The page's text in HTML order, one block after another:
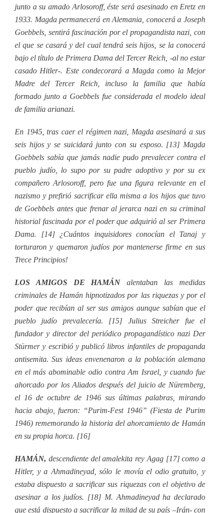
junto a su amado Arlosoroff, éste será asesinado en Eretz en
1933. Magda permanecerá en Alemania, conocerá a Joseph
Goebbels, sentirá fascinación por el propagandista nazi, con
el que se casará y del cual tendrá seis hijos, se la conocerá
bajo el título de Primera Dama del Tercer Reich, -al no estar
casado Hitler-. Este condecorará a Magda como la Mejor
Madre del Tercer Reich, incluso la familia que había
formado junto a Goebbels fue considerada el modelo ideal
de familia arianazi.
En 1945, tras caer el régimen nazi, Magda asesinará a sus
seis hijos y se suicidará junto con su esposo. [13] Magda
Goebbels sabía que jamás nadie pudo prevalecer contra el
pueblo judío, lo supo por su padre adoptivo y por su ex
compañero Arlosoroff, pero fue una figura relevante en el
nazismo y prefirió sacrificar ella misma a los hijos que tuvo
de Goebbels antes que frenar al jerarca nazi en su criminal
historial fascinada por el poder que adquirió al ser Primera
Dama. [14] ¿Cuántos inquisidores conocían el Tanaj y
torturaron y quemaron judíos por mantenerse firme en sus
Trece Principios!
LOS AMIGOS DE HAMÁNalentaban las medidas
criminales de Hamán hipnotizados por las riquezas y por el
poder que recibían al ser sus amigos aunque sabían que el
pueblo judío prevalecería. [15] Julius Streicher fue el
fundador y director del periódico propagandístico nazi Der
Stürmer y escribió y publicó libros infantiles de propaganda
antisemita. Sus ideas envenenaron a la población alemana
en el más abominable odio contra Am Israel, y cuando fue
ahorcado por los Aliados después del juicio de Nüremberg,
el 16 de octubre de 1946 sus últimas palabras, mirando
hacia abajo, fueron: “Purim-Fest 1946” (Fiesta de Purim
1946) rememorando la historia del ahorcamiento de Hamán
en su propia horca. [16]
HAMÁN, descendiente del amalekita rey Agag [17] como a
Hitler, y a Ahmadineyad, sólo le movía el odio gratuito, y
estaba dispuesto a sacrificar sus riquezas con el objetivo de
asesinar a los judíos. [18] M. Ahmadineyad ha declarado
que está dispuesto a sacrificar la mitad de su país –Irán- con